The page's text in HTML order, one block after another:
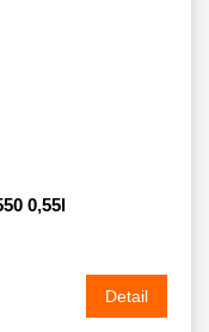
0,55l
Detail